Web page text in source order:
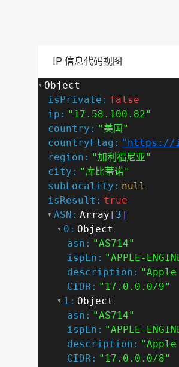
IP 信息代码视图
Object
isPrivate: false
ip: "17.58.100.82"
country: "美国"
countryFlag: "https://
region: "加利福尼亚"
city: "库比蒂诺"
subLocality: null
isResult: true
ASN: Array [ 3]
0: Object
asn: "AS714"
ispEn: "APPLE-
description:
CIDR: "17.0.0.0/9"
1: Object
asn: "AS714"
ispEn: "APPLE-
description:
CIDR: "17.0.0.0/8"